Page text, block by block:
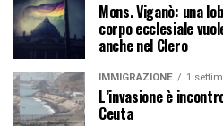
Mons. Viganò: una
corpo ecclesiale
anche nel Clero
IMMIGRAZIONE 1
L’invasione è
Ceuta